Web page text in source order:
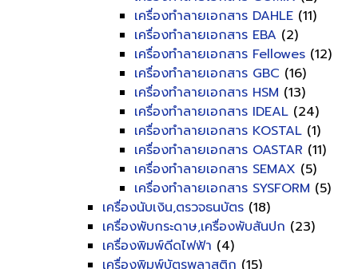
เครื่องทำลายเอกสาร DAHLE (11)
เครื่องทำลายเอกสาร EBA (2)
เครื่องทำลายเอกสาร Fellowes (12)
เครื่องทำลายเอกสาร GBC (16)
เครื่องทำลายเอกสาร HSM (13)
เครื่องทำลายเอกสาร IDEAL (24)
เครื่องทำลายเอกสาร KOSTAL (1)
เครื่องทำลายเอกสาร OASTAR (11)
เครื่องทำลายเอกสาร SEMAX (5)
เครื่องทำลายเอกสาร SYSFORM (5)
เครื่องนับเงิน,ตรวจธนบัตร (18)
เครื่องพับกระดาษ,เครื่องพับสันปก (23)
เครื่องพิมพ์ดีดไฟฟ้า (4)
เครื่องพิมพ์บัตรพลาสติก (15)